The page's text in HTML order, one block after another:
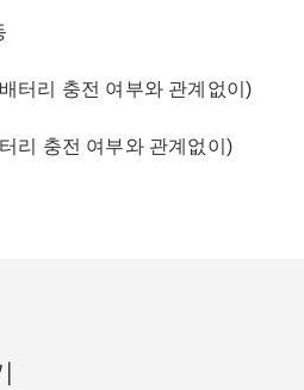
터리 충전 여부와 관계없이)
리 충전 여부와 관계없이)